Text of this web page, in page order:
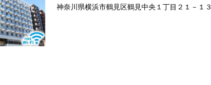
神奈川県横浜市鶴見区鶴見中央１丁目２１－１３